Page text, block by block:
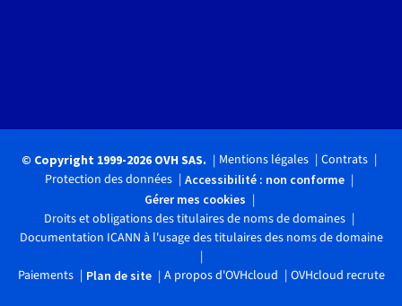
© Copyright 1999-2026 OVH SAS. Mentions légales
Contrats
Protection des données
Accessibilité : non conforme
Gérer mes cookies
Droits et obligations des titulaires de noms de domaines
Documentation ICANN à l'usage des titulaires des noms de domaine
Paiements Plan de site A propos d'OVHcloud OVHcloud recrute